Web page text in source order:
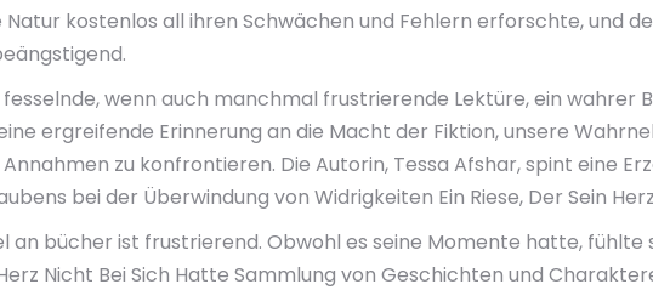
kostenlos all ihren Schwächen und Fehlern erforschte, und
wenn auch manchmal frustrierende Lektüre, ein wahrer
ergreifende Erinnerung an die Macht der Fiktion, unsere
zu konfrontieren. Die Autorin, Tessa Afshar, spint eine
bei der Überwindung von Widrigkeiten Ein Riese, Der Sein
an bücher ist frustrierend. Obwohl es seine Momente hatte, fühlte
Nicht Bei Sich Hatte Sammlung von Geschichten und